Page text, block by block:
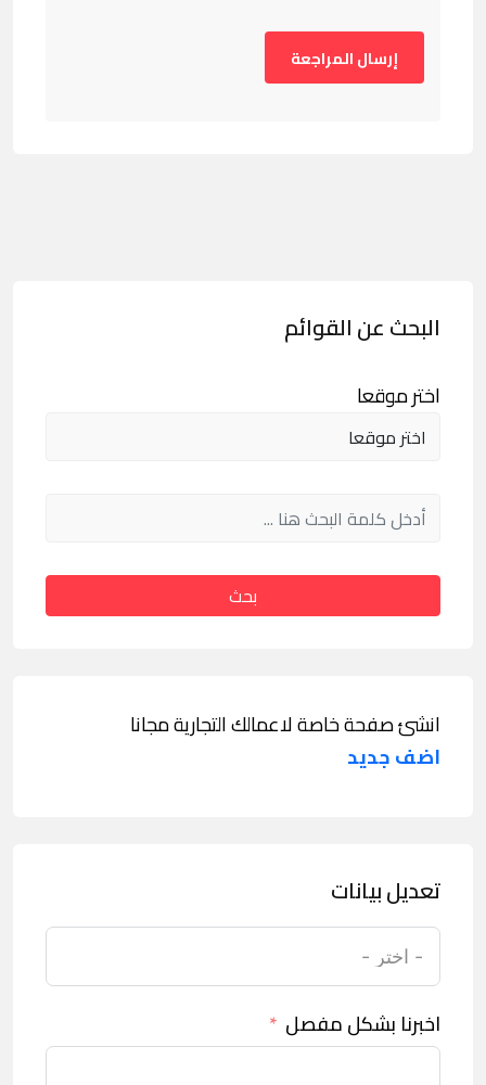
البحث عن القوائم
اختر موقعا
بحث
انشئ صفحة خاصة لاعمالك التجارية مجانا
اضف جديد
تعديل بيانات
اخبرنا بشكل مفصل